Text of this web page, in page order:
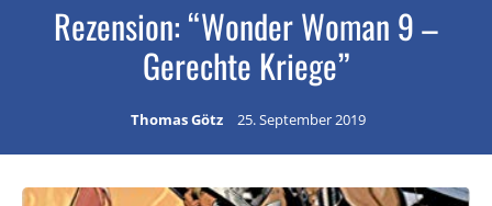
Rezension: “Wonder Woman 9 –
Gerechte Kriege”
Thomas Götz 25. September 2019